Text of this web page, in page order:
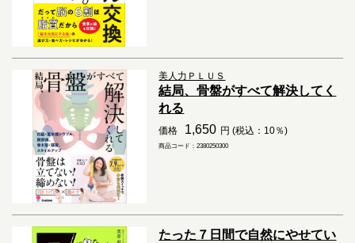
美人力ＰＬＵＳ
結局、骨盤がすべて解決してく
れる
価格 1,650 円 (税込：10％)
商品コード：2380250300
たった７日間で自然にやせてい